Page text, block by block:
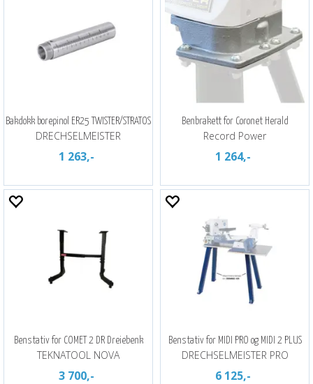
Bakdokk borepinol ER25 TWISTER/STRATOS
DRECHSELMEISTER
1 263,-
Benbrakett for Coronet Herald
Record Power
1 264,-
Benstativ for COMET 2 DR Dreiebenk
TEKNATOOL NOVA
3 700,-
Benstativ for MIDI PRO og MIDI 2 PLUS
DRECHSELMEISTER PRO
6 125,-